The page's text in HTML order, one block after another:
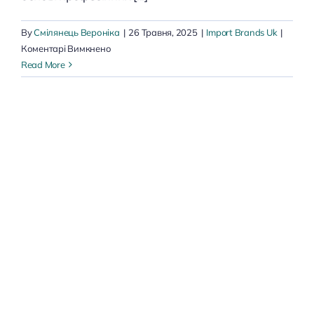
ByСмілянець Вероніка | 26 Травня, 2025 | Import Brands Uk |
Коментарі Вимкненодо
Read More